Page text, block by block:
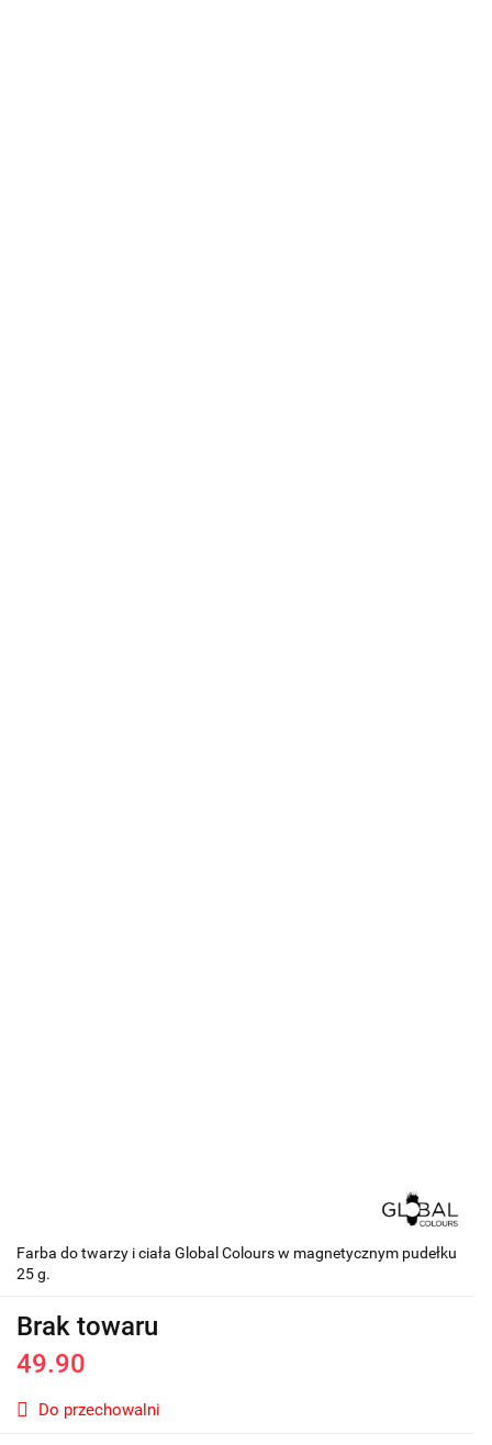
Farba do twarzy i ciała Global Colours w magnetycznym pudełku
25 g.
Brak towaru
49.90
Do przechowalni